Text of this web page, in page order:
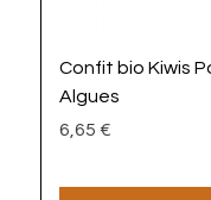
Confit bio Kiwis
Algues
Prix
6,65 €